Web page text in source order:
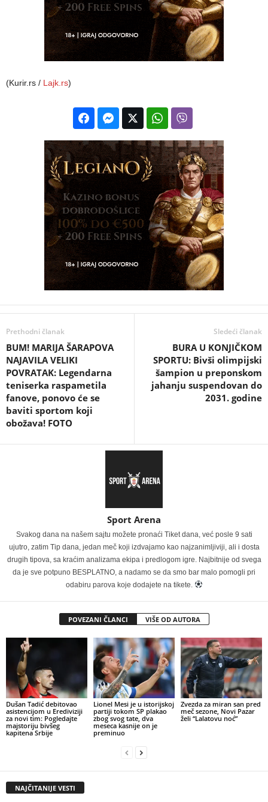
(Kurir.rs / Lajk.rs)
Prethodni članak
BUM! MARIJA ŠARAPOVA
NAJAVILA VELIKI
POVRATAK: Legendarna
teniserka raspametila
fanove, ponovo će se
baviti sportom koji
obožava! FOTO
Sledeći članak
BURA U KONJIČKOM
SPORTU: Bivši olimpijski
šampion u preponskom
jahanju suspendovan do
2031. godine
Sport Arena
Svakog dana na našem sajtu možete pronaći Tiket dana, već posle 9 sati
ujutro, zatim Tip dana, jedan meč koji izdvajamo kao najzanimljiviji, ali i dosta
drugih tipova, sa kraćim analizama ekipa i predlogom igre. Najbitnije od svega
da je sve potpuno BESPLATNO, a nadamo se da smo bar malo pomogli pri
odabiru parova koje dodajete na tikete.
POVEZANI ČLANCI VIŠE OD AUTORA
Dušan Tadić debitovao
asistencijom u Erediviziji
za novi tim: Pogledajte
majstoriju bivšeg
kapitena Srbije
Lionel Mesi je u istorijskoj
partiji tokom SP plakao
zbog svog tate, dva
meseca kasnije on je
preminuo
Zvezda za miran san pred
meč sezone, Novi Pazar
želi “Lalatovu noć”
NAJČITANIJE VESTI